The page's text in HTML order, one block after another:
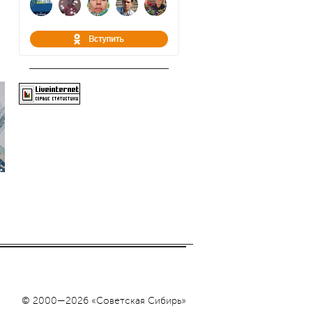
© 2000—2026 «Советская Сибирь»